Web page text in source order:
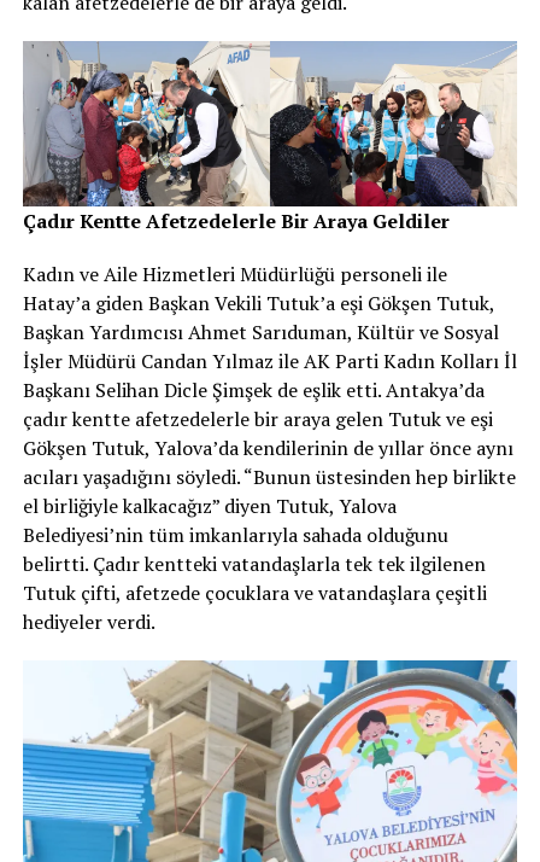
Çadır Kentte Afetzedelerle Bir Araya Geldiler
Kadın ve Aile Hizmetleri Müdürlüğü personeli ile
Hatay’a giden Başkan Vekili Tutuk’a eşi Gökşen Tutuk,
Başkan Yardımcısı Ahmet Sarıduman, Kültür ve Sosyal
İşler Müdürü Candan Yılmaz ile AK Parti Kadın Kolları İl
Başkanı Selihan Dicle Şimşek de eşlik etti. Antakya’da
çadır kentte afetzedelerle bir araya gelen Tutuk ve eşi
Gökşen Tutuk, Yalova’da kendilerinin de yıllar önce aynı
acıları yaşadığını söyledi. “Bunun üstesinden hep birlikte
el birliğiyle kalkacağız” diyen Tutuk, Yalova
Belediyesi’nin tüm imkanlarıyla sahada olduğunu
belirtti. Çadır kentteki vatandaşlarla tek tek ilgilenen
Tutuk çifti, afetzede çocuklara ve vatandaşlara çeşitli
hediyeler verdi.